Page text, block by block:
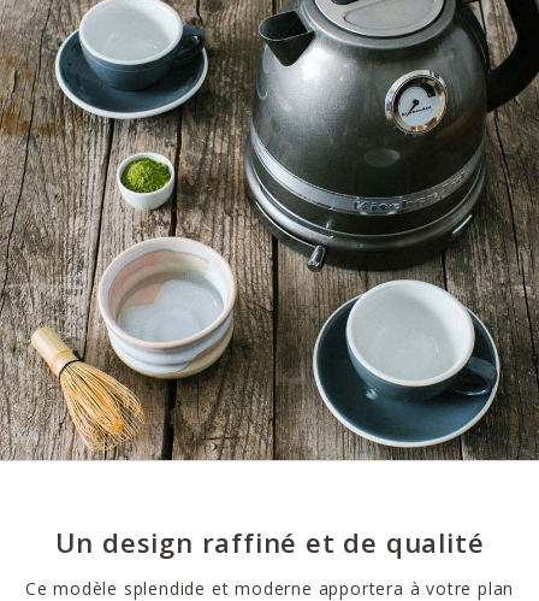
Un design raffiné et de qualité
Ce modèle splendide et moderne apportera à votre plan